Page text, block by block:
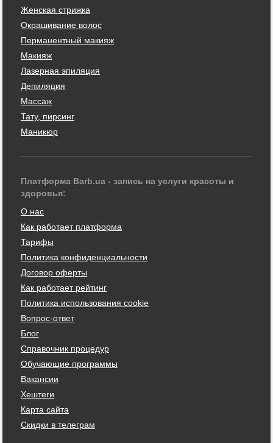
Женская стрижка
Окрашивание волос
Перманентный макияж
Макияж
Лазерная эпиляция
Депиляция
Массаж
Тату, пирсинг
Маникюр
Платформа Barb.ua - запись на услуги красоты и
здоровья:
О нас
Как работает платформа
Тарифы
Политика конфиденциальности
Договор оферты
Как работает рейтинг
Политика использования cookie
Вопрос-ответ
Блог
Справочник процедур
Обучающие программы
Вакансии
Хештеги
Карта сайта
Скидки в телеграм